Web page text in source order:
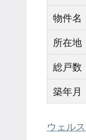
物件名
所在地
総戸数
築年月
ウェル